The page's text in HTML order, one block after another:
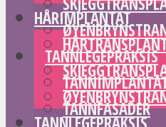
TANNLEGEPRAKSIS
TANNFASADER
HÅRIMPLANTAT